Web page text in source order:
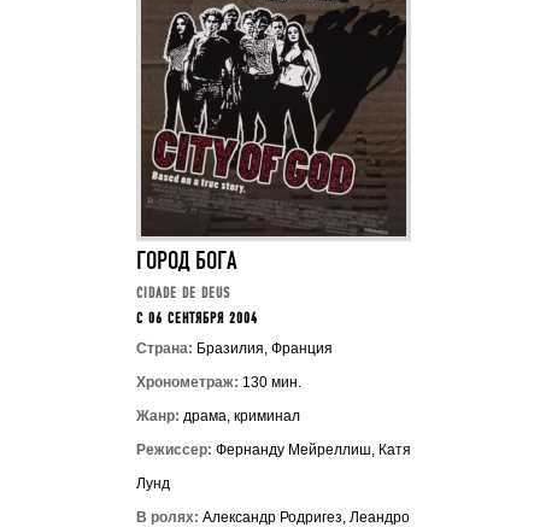
ГОРОД БОГА
CIDADE DE DEUS
C 06 СЕНТЯБРЯ 2004
Страна: Бразилия, Франция
Хронометраж: 130 мин.
Жанр: драма, криминал
Режиссер: Фернанду Мейреллиш, Катя
Лунд
В ролях: Александр Родригез, Леандро